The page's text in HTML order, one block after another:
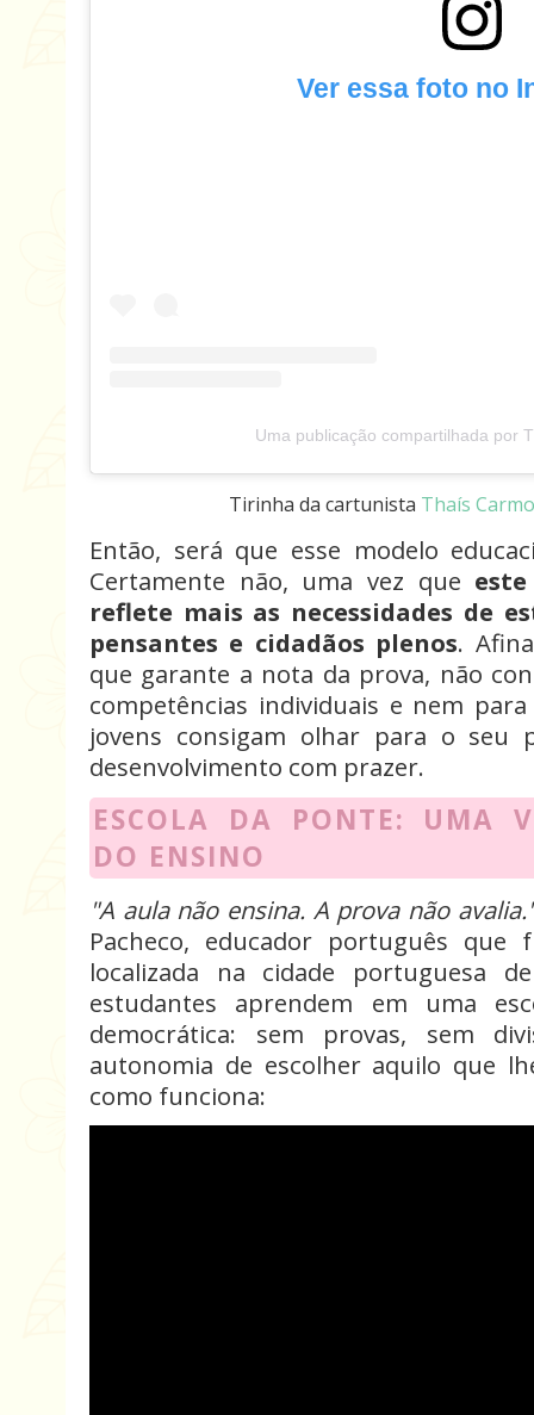
Ver essa foto no
Uma publicação compartilhada por
Tirinha da cartunista Thaís Carmo
Então, será que esse modelo
Certamente não, uma vez que
reflete mais as necessidades de
pensantes e cidadãos plenos.
que garante a nota da prova, não
competências individuais e nem
jovens consigam olhar para o seu
desenvolvimento com prazer.
ESCOLA DA PONTE: UMA
DO ENSINO
"A aula não ensina. A prova não
Pacheco, educador português que
localizada na cidade portuguesa
estudantes aprendem em uma
democrática: sem provas, sem
autonomia de escolher aquilo que
como funciona: